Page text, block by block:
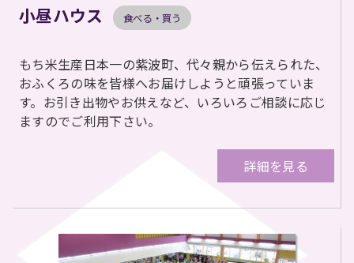
小昼ハウス 食べる・買う
もち米生産日本一の紫波町、代々親から伝えられた、
おふくろの味を皆様へお届けしようと頑張っていま
す。お引き出物やお供えなど、いろいろご相談に応じ
ますのでご利用下さい。
詳細を見る